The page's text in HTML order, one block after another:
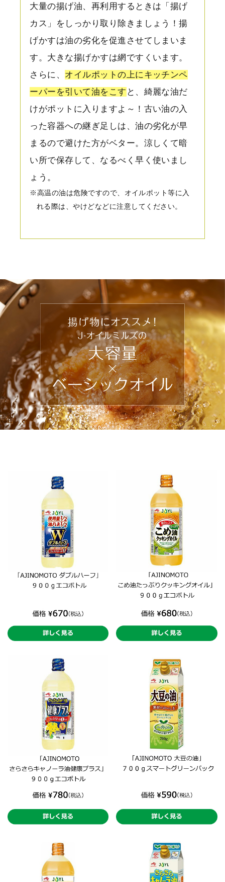
大量の揚げ油、再利用するときは「揚げ
カス」をしっかり取り除きましょう！揚
げかすは油の劣化を促進させてしまいま
す。大きな揚げかすは網ですくいます。
さらに、 オイルポットの上にキッチンペ
ーパーを引いて油をこす と、綺麗な油だ
けがポットに入りますよ～！古い油の入
った容器への継ぎ足しは、油の劣化が早
まるので避けた方がベター。涼しくて暗
い所で保存して、なるべく早く使いまし
ょう。
※高温の油は危険ですので、オイルポット等に入
れる際は、やけどなどに注意してください。